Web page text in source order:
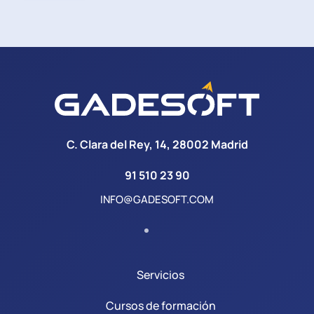
C. Clara del Rey, 14, 28002 Madrid
91 510 23 90
INFO@GADESOFT.COM
Servicios
Cursos de formación